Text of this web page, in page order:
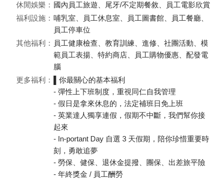
休閒娛樂： 國內員工旅遊、尾牙/不定期餐敘、員工電影欣賞
福利設施： 哺乳室、員工休息室、員工圖書館、員工餐廳、
員工停車位
其他福利： 員工健康檢查、教育訓練、進修、社團活動、模
範員工表揚、特約商店、員工購物優惠、配發電
腦
更多福利：
▌你最關心的基本福利
- 彈性上下班制度，重視同仁自我管理
- 假日是拿來休息的，法定補班日免上班
- 英業達人獨享連假，假期不中斷，我們幫你接
起來
- In-portant Day 自選 3 天假期，陪你珍惜重要時
刻，勇敢追夢
- 勞保、健保、退休金提撥、團保、出差旅平險
- 年終獎金 / 員工酬勞